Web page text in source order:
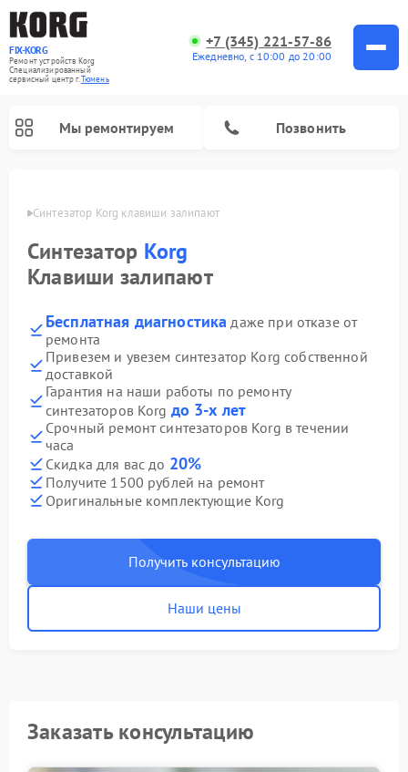
FIX-KORG
Ремонт устройств Korg
Специализированный
cервисный центр г.Тюмень
+7 (345) 221-57-86
Ежедневно, с 10:00 до 20:00
Мы ремонтируем Позвонить
Синтезатор Korg клавиши залипают
Синтезатор Korg
Клавиши залипают
Бесплатная диагностика даже при отказе от
ремонта
Привезем и увезем синтезатор Korg собственной
доставкой
Гарантия на наши работы по ремонту
синтезаторов Korg до 3-х лет
Срочный ремонт синтезаторов Korg в течении
часа
Скидка для вас до 20%
Получите 1500 рублей на ремонт
Оригинальные комплектующие Korg
Получить консультацию
Наши цены
Заказать консультацию